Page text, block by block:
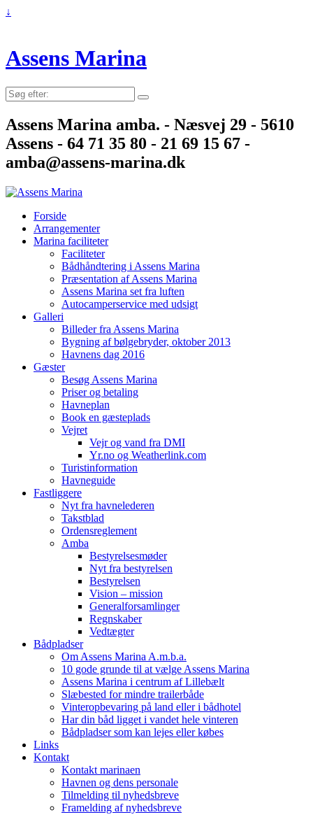
↓
Assens Marina
Søg
efter:
Assens Marina amba. - Næsvej 29 - 5610
Assens - 64 71 35 80 - 21 69 15 67 -
amba@assens-marina.dk
Forside
Arrangementer
Marina faciliteter
Faciliteter
Bådhåndtering i Assens Marina
Præsentation af Assens Marina
Assens Marina set fra luften
Autocamperservice med udsigt
Galleri
Billeder fra Assens Marina
Bygning af bølgebryder, oktober 2013
Havnens dag 2016
Gæster
Besøg Assens Marina
Priser og betaling
Havneplan
Book en gæsteplads
Vejret
Vejr og vand fra DMI
Yr.no og Weatherlink.com
Turistinformation
Havneguide
Fastliggere
Nyt fra havnelederen
Takstblad
Ordensreglement
Amba
Bestyrelsesmøder
Nyt fra bestyrelsen
Bestyrelsen
Vision – mission
Generalforsamlinger
Regnskaber
Vedtægter
Bådpladser
Om Assens Marina A.m.b.a.
10 gode grunde til at vælge Assens Marina
Assens Marina i centrum af Lillebælt
Slæbested for mindre trailerbåde
Vinteropbevaring på land eller i bådhotel
Har din båd ligget i vandet hele vinteren
Bådpladser som kan lejes eller købes
Links
Kontakt
Kontakt marinaen
Havnen og dens personale
Tilmelding til nyhedsbreve
Framelding af nyhedsbreve